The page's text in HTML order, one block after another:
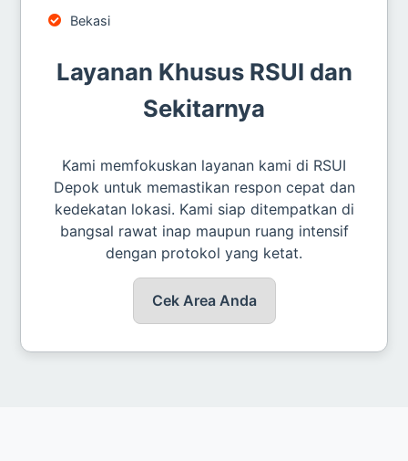
Bekasi
Layanan Khusus RSUI dan
Sekitarnya
Kami memfokuskan layanan kami di RSUI
Depok untuk memastikan respon cepat dan
kedekatan lokasi. Kami siap ditempatkan di
bangsal rawat inap maupun ruang intensif
dengan protokol yang ketat.
Cek Area Anda